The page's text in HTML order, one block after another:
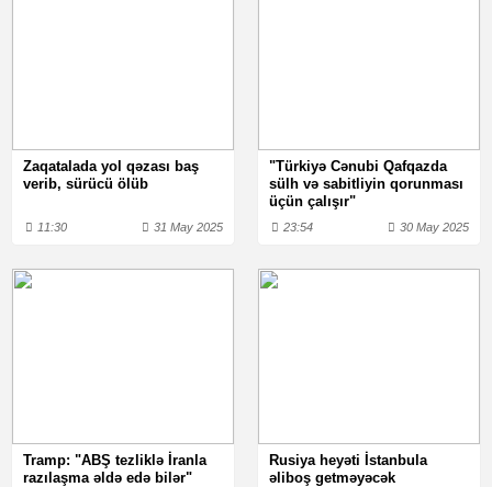
Zaqatalada yol qəzası baş
verib, sürücü ölüb
11:30 31 May 2025
"Türkiyə Cənubi Qafqazda
sülh və sabitliyin qorunması
üçün çalışır"
23:54 30 May 2025
Tramp: "ABŞ tezliklə İranla
razılaşma əldə edə bilər"
Rusiya heyəti İstanbula
əliboş getməyəcək